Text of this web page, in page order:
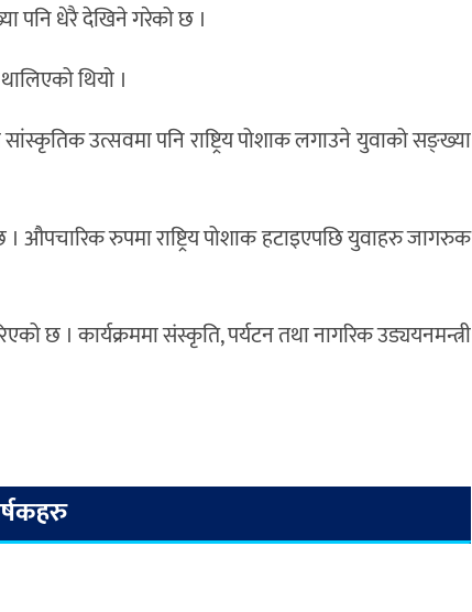
पनि धेरै देखिने गरेको छ ।
थियो ।
उत्सवमा पनि राष्ट्रिय पोशाक लगाउने युवाको सङ्ख्या
औपचारिक रुपमा राष्ट्रिय पोशाक हटाइएपछि युवाहरु जागरुक
छ । कार्यक्रममा संस्कृति, पर्यटन तथा नागरिक उड्ययनमन्त्री